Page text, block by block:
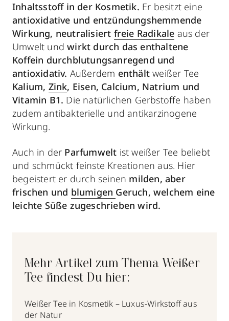
Inhaltsstoff in der Kosmetik. Er besitzt eine
antioxidative und entzündungshemmende
Wirkung, neutralisiert freie Radikale aus der
Umwelt undwirkt durch das enthaltene
Koffein durchblutungsanregend und
antioxidativ. Außerdem enthält weißer Tee
Kalium, Zink, Eisen, Calcium, Natrium und
Vitamin B1. Die natürlichen Gerbstoffe haben
zudem antibakterielle und antikarzinogene
Wirkung.
Auch in der Parfumwelt ist weißer Tee beliebt
und schmückt feinste Kreationen aus. Hier
begeistert er durch seinen milden, aber
frischen und blumigen Geruch, welchem eine
leichte Süße zugeschrieben wird.
Mehr Artikel zum Thema Weißer
Tee findest Du hier:
Weißer Tee in Kosmetik – Luxus-Wirkstoff aus
der Natur